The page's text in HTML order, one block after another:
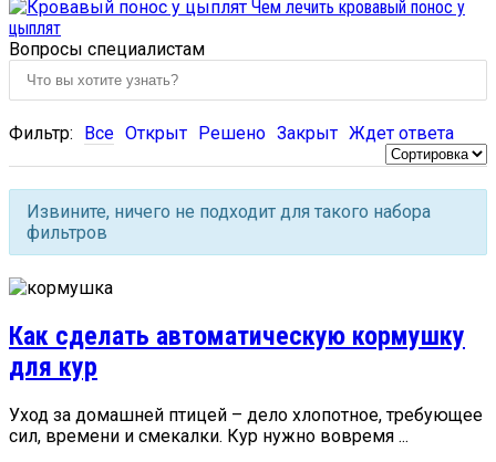
Чем лечить кровавый понос у
цыплят
Вопросы специалистам
Фильтр: Все Открыт Решено Закрыт Ждет ответа
Извините, ничего не подходит для такого набора
фильтров
Как сделать автоматическую кормушку
для кур
Уход за домашней птицей – дело хлопотное, требующее
сил, времени и смекалки. Кур нужно вовремя ...